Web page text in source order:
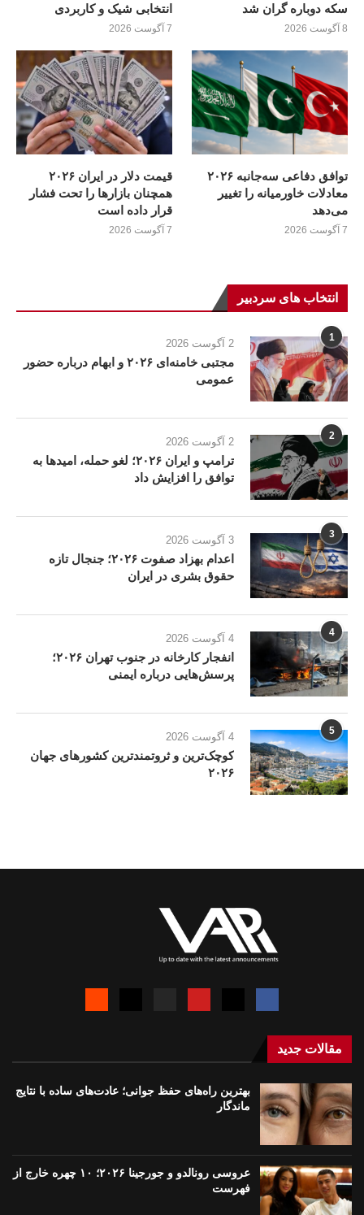
سکه دوباره گران شد
8 آگوست 2026
انتخابی شیک و کاربردی
7 آگوست 2026
توافق دفاعی سه‌جانبه ۲۰۲۶
معادلات خاورمیانه را تغییر
می‌دهد
7 آگوست 2026
قیمت دلار در ایران ۲۰۲۶
همچنان بازارها را تحت فشار
قرار داده است
7 آگوست 2026
انتخاب های سردبیر
1 2 آگوست 2026
مجتبی خامنه‌ای ۲۰۲۶ و ابهام درباره حضور
عمومی
2 2 آگوست 2026
ترامپ و ایران ۲۰۲۶؛ لغو حمله، امیدها به
توافق را افزایش داد
3 3 آگوست 2026
اعدام بهزاد صفوت ۲۰۲۶؛ جنجال تازه
حقوق بشری در ایران
4 4 آگوست 2026
انفجار کارخانه در جنوب تهران ۲۰۲۶؛
پرسش‌هایی درباره ایمنی
5 4 آگوست 2026
کوچک‌ترین و ثروتمندترین کشورهای جهان
۲۰۲۶
مقالات جدید
بهترین راه‌های حفظ جوانی؛ عادت‌های ساده با نتایج
ماندگار
عروسی رونالدو و جورجینا ۲۰۲۶؛ ۱۰ چهره خارج از
فهرست